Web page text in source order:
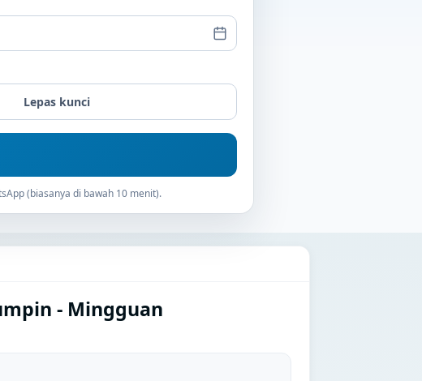
Lepas kunci
(biasanya di bawah 10 menit).
- Mingguan